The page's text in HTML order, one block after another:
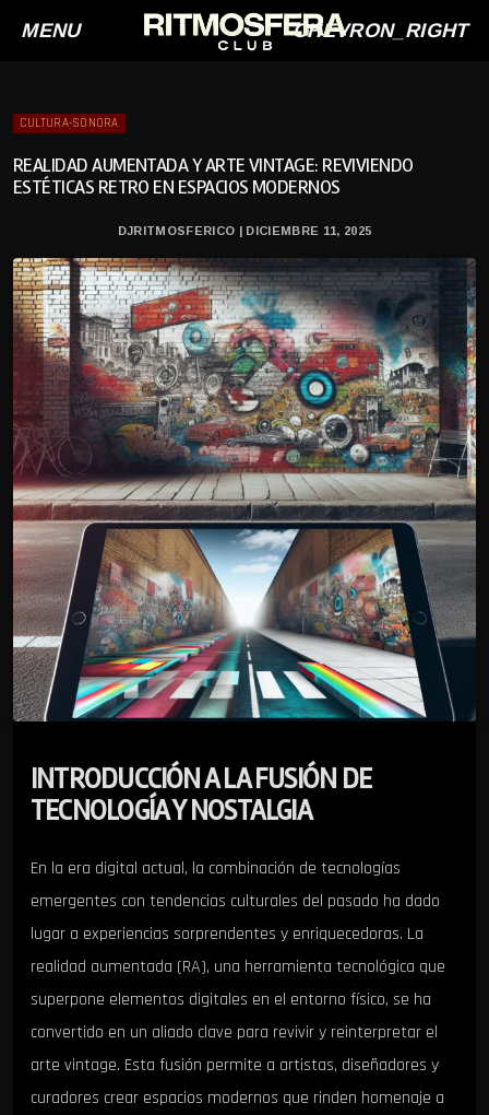
MENU CHEVRON_RIGHT
CULTURA-SONORA
REALIDAD AUMENTADA Y ARTE VINTAGE: REVIVIENDO
ESTÉTICAS RETRO EN ESPACIOS MODERNOS
DJRITMOSFERICO | DICIEMBRE 11, 2025
INTRODUCCIÓN A LA FUSIÓN DE
TECNOLOGÍA Y NOSTALGIA
En la era digital actual, la combinación de tecnologías
emergentes con tendencias culturales del pasado ha dado
lugar a experiencias sorprendentes y enriquecedoras. La
realidad aumentada (RA), una herramienta tecnológica que
superpone elementos digitales en el entorno físico, se ha
convertido en un aliado clave para revivir y reinterpretar el
arte vintage. Esta fusión permite a artistas, diseñadores y
curadores crear espacios modernos que rinden homenaje a